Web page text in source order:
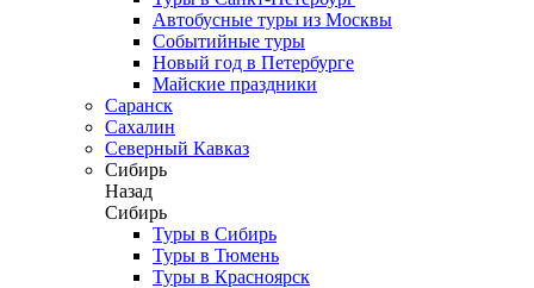
Автобусные туры из Москвы
Событийные туры
Новый год в Петербурге
Майские праздники
Саранск
Сахалин
Северный Кавказ
Сибирь
Назад
Сибирь
Туры в Сибирь
Туры в Тюмень
Туры в Красноярск